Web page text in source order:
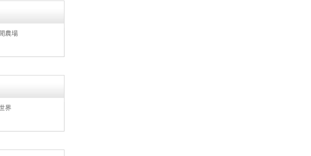
農場
界